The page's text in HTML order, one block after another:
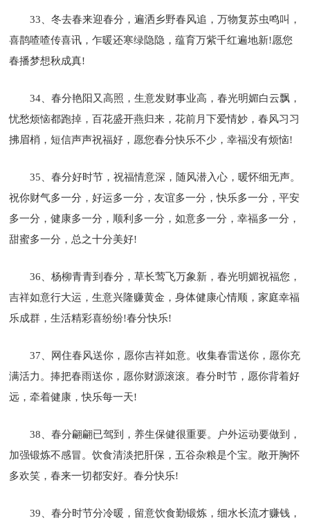
33、冬去春来迎春分，遍洒乡野春风追，万物复苏虫鸣叫，
喜鹊喳喳传喜讯，乍暖还寒绿隐隐，蕴育万紫千红遍地新!愿您
春播梦想秋成真!
34、春分艳阳又高照，生意发财事业高，春光明媚白云飘，
忧愁烦恼都跑掉，百花盛开燕归来，花前月下爱情妙，春风习习
拂眉梢，短信声声祝福好，愿您春分快乐不少，幸福没有烦恼!
35、春分好时节，祝福情意深，随风潜入心，暖怀细无声。
祝你财气多一分，好运多一分，友谊多一分，快乐多一分，平安
多一分，健康多一分，顺利多一分，如意多一分，幸福多一分，
甜蜜多一分，总之十分美好!
36、杨柳青青到春分，草长莺飞万象新，春光明媚祝福您，
吉祥如意行大运，生意兴隆赚黄金，身体健康心情顺，家庭幸福
乐成群，生活精彩喜纷纷!春分快乐!
37、网住春风送你，愿你吉祥如意。收集春雷送你，愿你充
满活力。捧把春雨送你，愿你财源滚滚。春分时节，愿你背着好
远，牵着健康，快乐每一天!
38、春分翩翩已驾到，养生保健很重要。户外运动要做到，
加强锻炼不感冒。饮食清淡把肝保，五谷杂粮是个宝。敞开胸怀
多欢笑，春来一切都安好。春分快乐!
39、春分时节分冷暖，留意饮食勤锻炼，细水长流才赚钱，